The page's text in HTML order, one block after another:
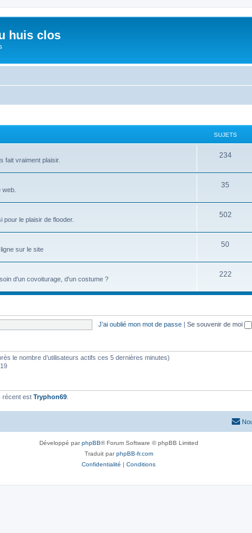
huis clos
SUJETS
fait vraiment plaisir.
234
35
le plaisir de flooder.
502
sur le site
50
d'un covoiturage, d'un costume ?
222
J’ai oublié mon mot de passe | Se souvenir de moi
le nombre d’utilisateurs actifs ces 5 dernières minutes)
récent est Tryphon69
Développé parphpBB® Forum Software © phpBB Limited
Traduit parphpBB-fr.com
Confidentialité | Conditions